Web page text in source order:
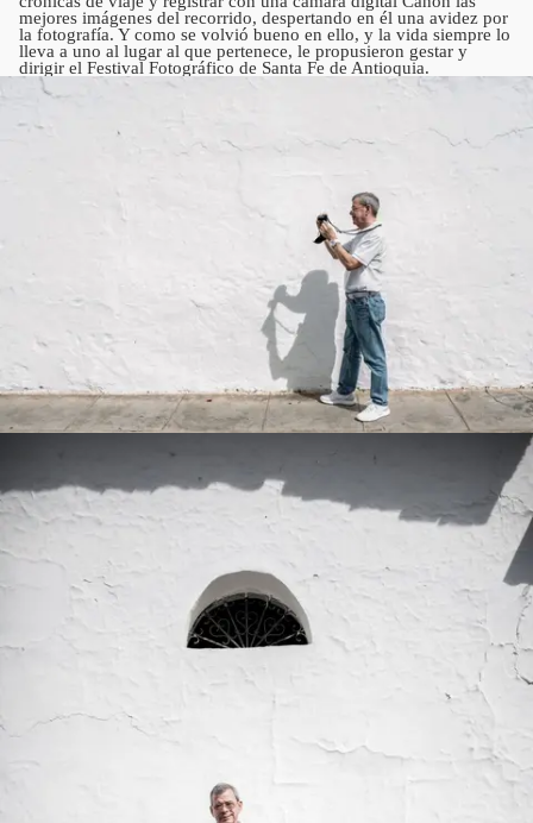
mejores imágenes del recorrido, despertando en él una avidez por
la fotografía. Y como se volvió bueno en ello, y la vida siempre lo
lleva a uno al lugar al que pertenece, le propusieron gestar y
dirigir el Festival Fotográfico de Santa Fe de Antioquia.